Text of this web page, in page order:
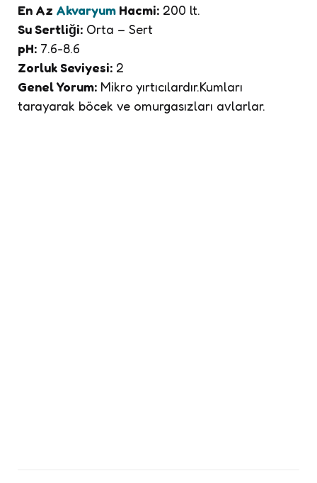
En Az Akvaryum Hacmi: 200 lt.
Su Sertliği: Orta – Sert
pH: 7.6-8.6
Zorluk Seviyesi: 2
Genel Yorum: Mikro yırtıcılardır.Kumları
tarayarak böcek ve omurgasızları avlarlar.